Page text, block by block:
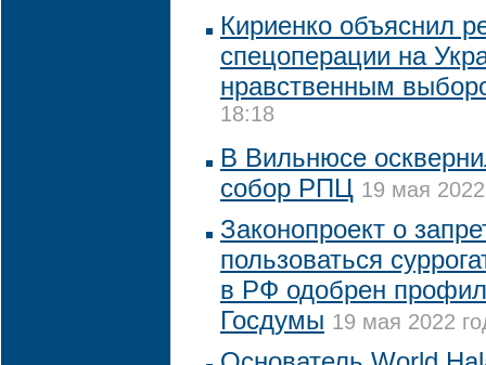
Кириенко объяснил
спецоперации на
нравственным
18:18
В Вильнюсе
собор РПЦ 19 мая
Законопроект о
пользоваться
в РФ одобрен
Госдумы 19 мая 2022